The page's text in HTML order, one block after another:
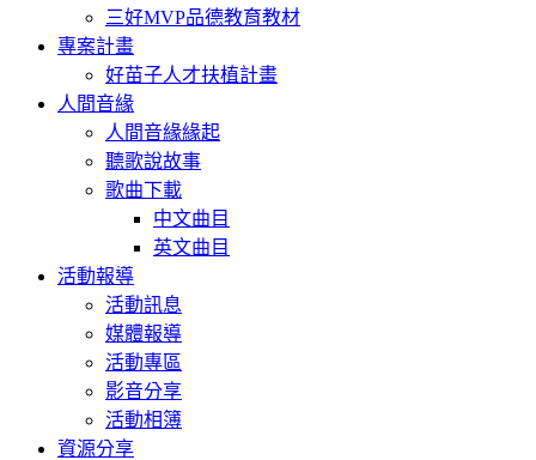
三好MVP品德教育教材
專案計畫
好苗子人才扶植計畫
人間音緣
人間音緣緣起
聽歌說故事
歌曲下載
中文曲目
英文曲目
活動報導
活動訊息
媒體報導
活動專區
影音分享
活動相簿
資源分享